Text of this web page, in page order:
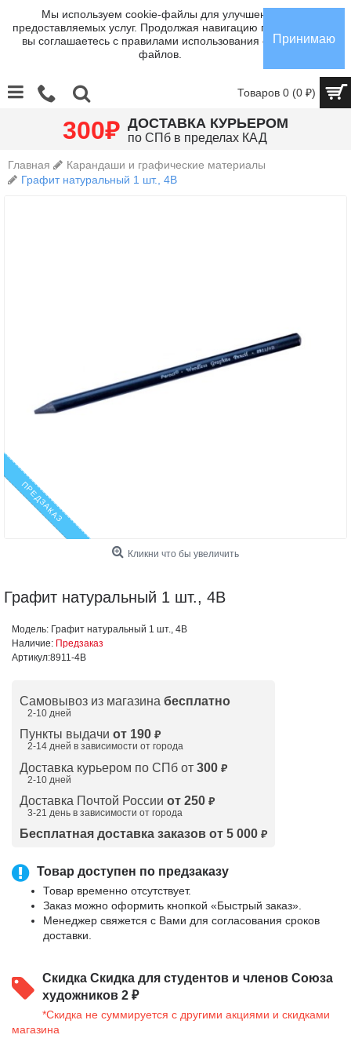
Мы используем cookie-файлы для улучшения
предоставляемых услуг. Продолжая навигацию по сайту,
вы соглашаетесь с правилами использования cookie-
файлов.
Принимаю
Товаров 0 (0 ₽)
300₽ ДОСТАВКА КУРЬЕРОМ
по СПб в пределах КАД
Главная
Карандаши и графические материалы
Графит натуральный 1 шт., 4В
ПРЕДЗАКАЗ
Кликни что бы увеличить
Графит натуральный 1 шт., 4В
Модель: Графит натуральный 1 шт., 4В
Наличие: Предзаказ
Артикул:8911-4В
Самовывоз из магазина бесплатно
2-10 дней
Пункты выдачи от 190 ₽
2-14 дней в зависимости от города
Доставка курьером по СПб от 300 ₽
2-10 дней
Доставка Почтой России от 250 ₽
3-21 день в зависимости от города
Бесплатная доставка заказов от 5 000 ₽
Товар доступен по предзаказу
Товар временно отсутствует.
Заказ можно оформить кнопкой «Быстрый заказ».
Менеджер свяжется с Вами для согласования сроков
доставки.
Скидка Скидка для студентов и членов Союза
художников 2 ₽
*Скидка не суммируется с другими акциями и скидками
магазина